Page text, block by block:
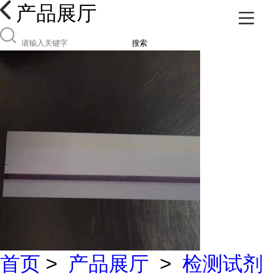
产品展厅
搜索
首页 > 产品展厅 > 检测试剂